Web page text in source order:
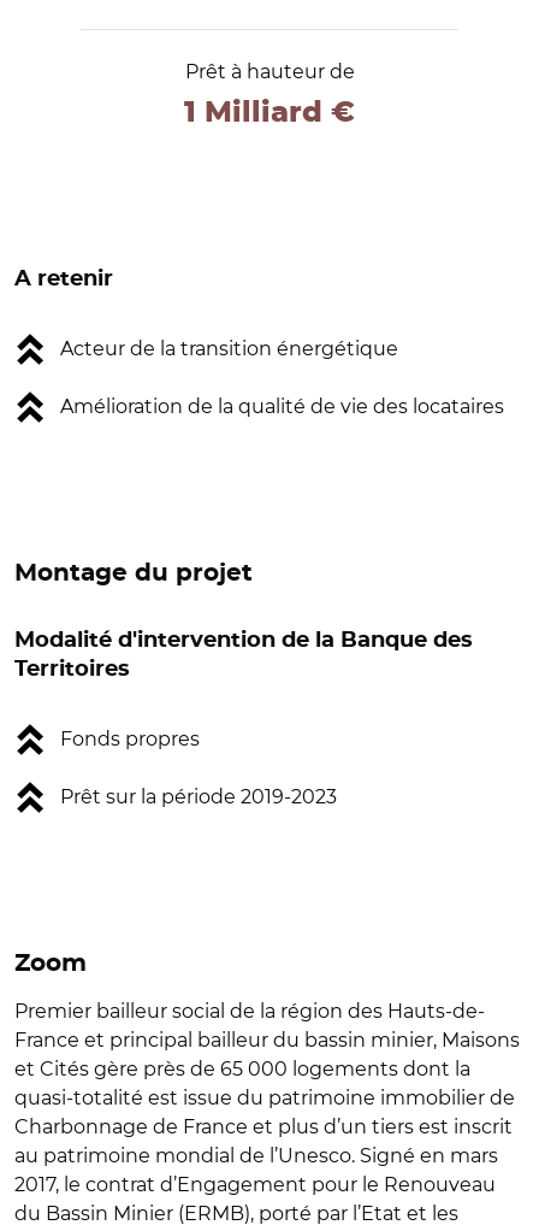
Prêt à hauteur de
1 Milliard €
A retenir
Acteur de la transition énergétique
Amélioration de la qualité de vie des locataires
Montage du projet
Modalité d'intervention de la Banque des
Territoires
Fonds propres
Prêt sur la période 2019-2023
Zoom
Premier bailleur social de la région des Hauts-de-
France et principal bailleur du bassin minier, Maisons
et Cités gère près de 65 000 logements dont la
quasi-totalité est issue du patrimoine immobilier de
Charbonnage de France et plus d’un tiers est inscrit
au patrimoine mondial de l’Unesco. Signé en mars
2017, le contrat d’Engagement pour le Renouveau
du Bassin Minier (ERMB), porté par l’Etat et les